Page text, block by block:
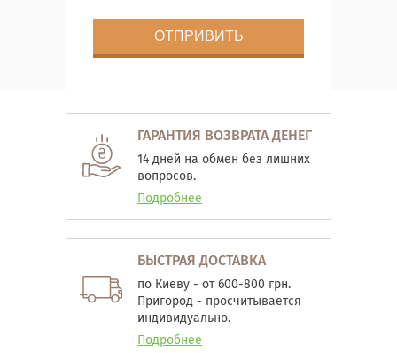
ГАРАНТИЯ ВОЗВРАТА ДЕНЕГ
14 дней на обмен без лишних
вопросов.
Подробнее
БЫСТРАЯ ДОСТАВКА
по Киеву - от 600-800 грн.
Пригород - просчитывается
индивидуально.
Подробнее